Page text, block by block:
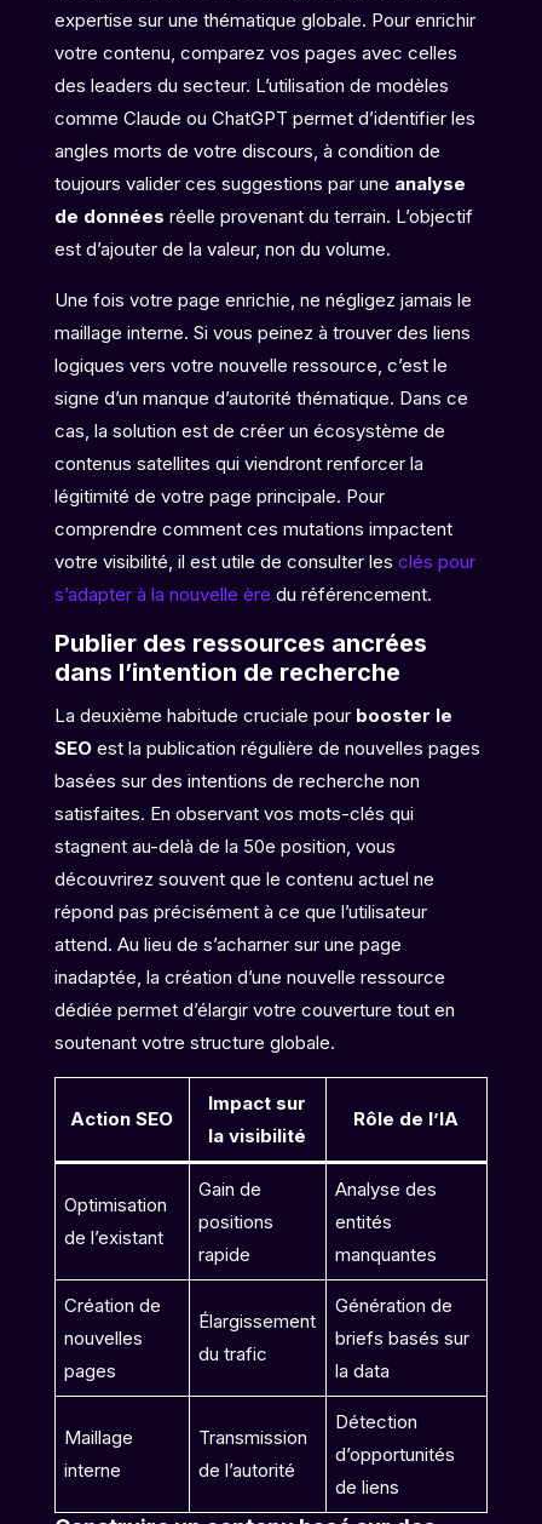
expertise sur une thématique globale. Pour enrichir
votre contenu, comparez vos pages avec celles
des leaders du secteur. L’utilisation de modèles
comme Claude ou ChatGPT permet d’identifier les
angles morts de votre discours, à condition de
toujours valider ces suggestions par une analyse
de données réelle provenant du terrain. L’objectif
est d’ajouter de la valeur, non du volume.
Une fois votre page enrichie, ne négligez jamais le
maillage interne. Si vous peinez à trouver des liens
logiques vers votre nouvelle ressource, c’est le
signe d’un manque d’autorité thématique. Dans ce
cas, la solution est de créer un écosystème de
contenus satellites qui viendront renforcer la
légitimité de votre page principale. Pour
comprendre comment ces mutations impactent
votre visibilité, il est utile de consulter les clés pour
s’adapter à la nouvelle ère du référencement.
Publier des ressources ancrées
dans l’intention de recherche
La deuxième habitude cruciale pour booster le
SEOest la publication régulière de nouvelles pages
basées sur des intentions de recherche non
satisfaites. En observant vos mots-clés qui
stagnent au-delà de la 50e position, vous
découvrirez souvent que le contenu actuel ne
répond pas précisément à ce que l’utilisateur
attend. Au lieu de s’acharner sur une page
inadaptée, la création d’une nouvelle ressource
dédiée permet d’élargir votre couverture tout en
soutenant votre structure globale.
Action SEO
Impact sur
la visibilité
Rôle de l’IA
Optimisation
de l’existant
Gain de
positions
rapide
Analyse des
entités
manquantes
Création de
nouvelles
pages
Élargissement
du trafic
Génération de
briefs basés sur
la data
Maillage
interne
Transmission
de l’autorité
Détection
d’opportunités
de liens